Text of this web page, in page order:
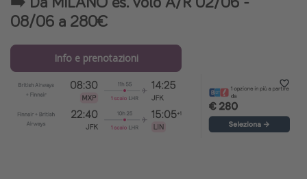
08/06 a 280€
Info e prenotazioni